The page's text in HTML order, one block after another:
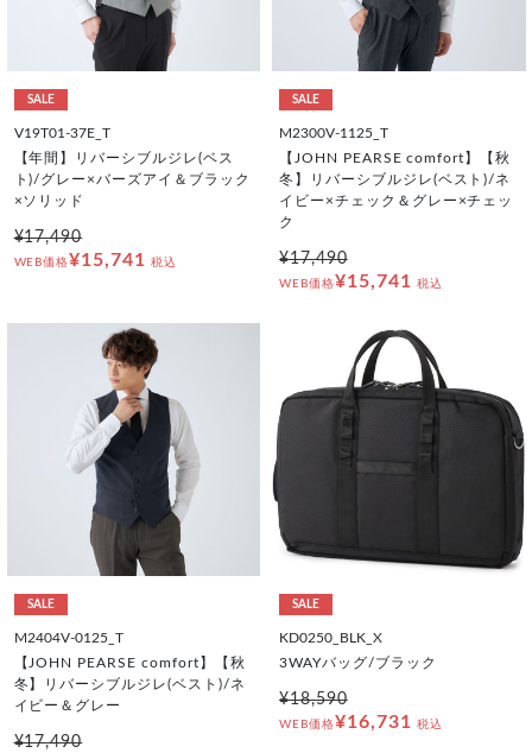
SALE
V19T01-37E_T
【年間】リバーシブルジレ(ベス
ト)/グレー×バーズアイ＆ブラック
×ソリッド
¥17,490
WEB価格¥15,741 税込
SALE
M2300V-1125_T
【JOHN PEARSE comfort】【秋
冬】リバーシブルジレ(ベスト)/ネ
イビー×チェック＆グレー×チェッ
ク
¥17,490
WEB価格¥15,741 税込
SALE
M2404V-0125_T
【JOHN PEARSE comfort】【秋
冬】リバーシブルジレ(ベスト)/ネ
イビー＆グレー
¥17,490
SALE
KD0250_BLK_X
3WAYバッグ/ブラック
¥18,590
WEB価格¥16,731 税込